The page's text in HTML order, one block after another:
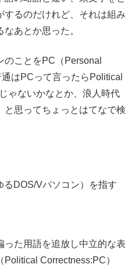
するのだけれど、それは組み
あとか思った。
のことをPC（Personal
はPCって言ったらPolitical
ゃないかなとか、浪人時代
思ってちょっとはてなで検
DOS/Vパソコン）を指す
った用語を追放し中立的な表
Correctness:PC）